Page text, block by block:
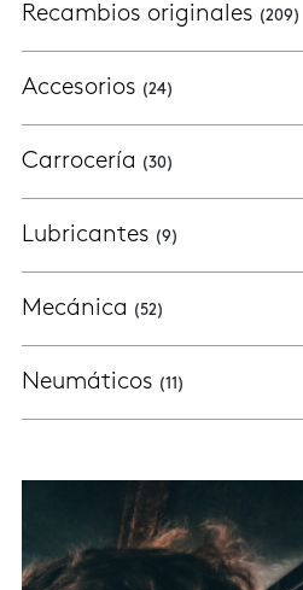
Recambios originales (209)
Accesorios (24)
Carrocería (30)
Lubricantes (9)
Mecánica (52)
Neumáticos (11)